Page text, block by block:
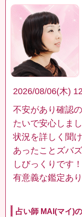
2026/08/06(木)
不安があり確認
たいで安心しまし
状況を詳しく聞
あったことズバ
しびっくりです！
有意義な鑑定あ
占い師 MAI(マイ)